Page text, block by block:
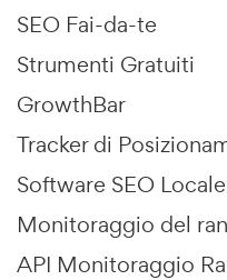
SEO Fai-da-te
Strumenti Gratuiti
GrowthBar
Tracker di
Software SEO
Monitoraggio del
API Monitoraggio